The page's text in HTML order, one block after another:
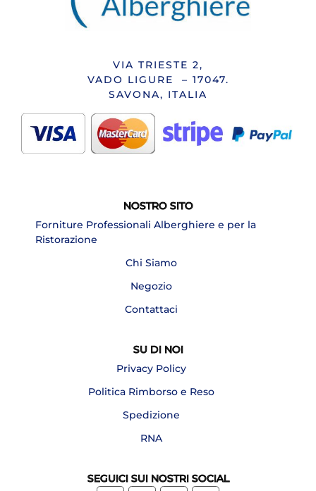
VIA TRIESTE 2,
VADO LIGURE – 17047.
SAVONA, ITALIA
NOSTRO SITO
Forniture Professionali Alberghiere e per la
Ristorazione
Chi Siamo
Negozio
Contattaci
SU DI NOI
Privacy Policy
Politica Rimborso e Reso
Spedizione
RNA
SEGUICI SUI NOSTRI SOCIAL